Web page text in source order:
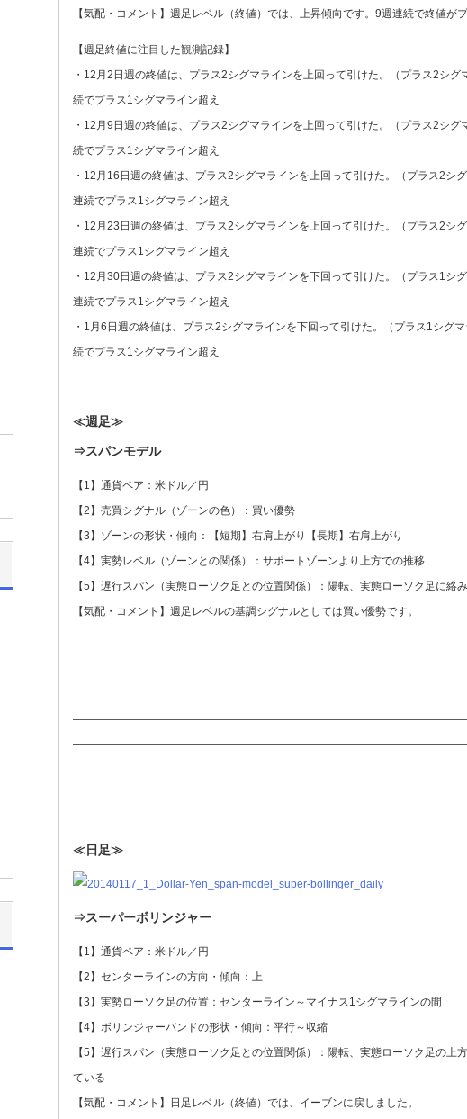
【気配・コメント】週足レベル（終値）では、上昇傾向です。9週連続で終値が
【週足終値に注目した観測記録】
・12月2日週の終値は、プラス2シグマラインを上回って引けた。（プラス2シ
続でプラス1シグマライン超え
・12月9日週の終値は、プラス2シグマラインを上回って引けた。（プラス2シ
続でプラス1シグマライン超え
・12月16日週の終値は、プラス2シグマラインを上回って引けた。（プラス2
連続でプラス1シグマライン超え
・12月23日週の終値は、プラス2シグマラインを上回って引けた。（プラス2
連続でプラス1シグマライン超え
・12月30日週の終値は、プラス2シグマラインを下回って引けた。（プラス1
連続でプラス1シグマライン超え
・1月6日週の終値は、プラス2シグマラインを下回って引けた。（プラス1シ
続でプラス1シグマライン超え
≪週足≫
⇒スパンモデル
【1】通貨ペア：米ドル／円
【2】売買シグナル（ゾーンの色）：買い優勢
【3】ゾーンの形状・傾向：【短期】右肩上がり【長期】右肩上がり
【4】実勢レベル（ゾーンとの関係）：サポートゾーンより上方での推移
【5】遅行スパン（実態ローソク足との位置関係）：陽転、実態ローソク足に
【気配・コメント】週足レベルの基調シグナルとしては買い優勢です。
≪日足≫
⇒スーパーボリンジャー
【1】通貨ペア：米ドル／円
【2】センターラインの方向・傾向：上
【3】実勢ローソク足の位置：センターライン～マイナス1シグマラインの間
【4】ボリンジャーバンドの形状・傾向：平行～収縮
【5】遅行スパン（実態ローソク足との位置関係）：陽転、実態ローソク足の
ている
【気配・コメント】日足レベル（終値）では、イーブンに戻しました。